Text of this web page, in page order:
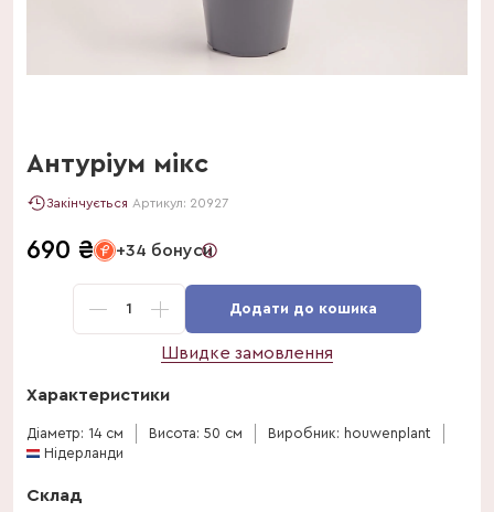
Антуріум мікс
Закінчується Артикул: 20927
690 ₴ +34 бонуси
1 Додати до кошика
Швидке замовлення
Характеристики
Діаметр: 14 см Висота: 50 см
Виробник: houwenplant
Нідерланди
Склад